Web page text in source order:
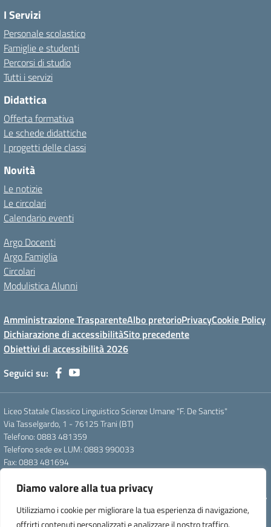
Diamo valore alla tua privacy
Utilizziamo i cookie per migliorare la tua esperienza di navigazione,
offrirti contenuti personalizzati e analizzare il nostro traffico.
I Servizi
Personale scolastico
Famiglie e studenti
Percorsi di studio
Tutti i servizi
Didattica
Offerta formativa
Le schede didattiche
I progetti delle classi
Novità
Le notizie
Le circolari
Calendario eventi
Argo Docenti
Argo Famiglia
Circolari
Modulistica Alunni
Amministrazione TrasparenteAlbo pretorioPrivacyCookie Policy
Dichiarazione di accessibilitàSito precedente
Obiettivi di accessibilità 2026
Seguici su:
Liceo Statale Classico Linguistico Scienze Umane "F. De Sanctis"
Via Tasselgardo, 1 - 76125 Trani (BT)
Telefono: 0883 481359
Telefono sede ex LUM: 0883 990033
Fax: 0883 481694
Pec: btpc210007@pec.istruzione.it
Codice Meccanografico: istsc_btpc210007 - Codice Fiscale: 92058830727
- Codice Univoco d'ufficio: UFG4S9